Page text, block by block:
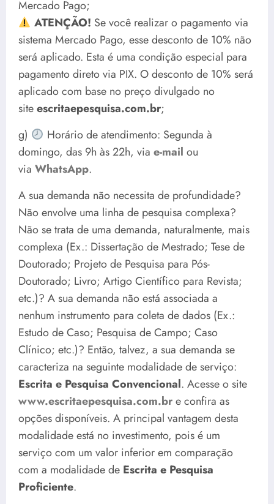
Mercado Pago;
ATENÇÃO! Se você realizar o pagamento via
sistema Mercado Pago, esse desconto de 10% não
será aplicado. Esta é uma condição especial para
pagamento direto via PIX. O desconto de 10% será
aplicado com base no preço divulgado no
siteescritaepesquisa.com.br;
g)
Horário de atendimento: Segunda à
domingo, das 9h às 22h, via e-mail ou
via WhatsApp.
A sua demanda não necessita de profundidade?
Não envolve uma linha de pesquisa complexa?
Não se trata de uma demanda, naturalmente, mais
complexa (Ex.: Dissertação de Mestrado; Tese de
Doutorado; Projeto de Pesquisa para Pós-
Doutorado; Livro; Artigo Científico para Revista;
etc.)? A sua demanda não está associada a
nenhum instrumento para coleta de dados (Ex.:
Estudo de Caso; Pesquisa de Campo; Caso
Clínico; etc.)? Então, talvez, a sua demanda se
caracteriza na seguinte modalidade de serviço:
Escrita e Pesquisa Convencional. Acesse o site
www.escritaepesquisa.com.bre confira as
opções disponíveis. A principal vantagem desta
modalidade está no investimento, pois é um
serviço com um valor inferior em comparação
com a modalidade de Escrita e Pesquisa
Proficiente.